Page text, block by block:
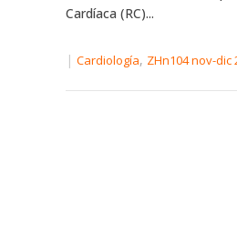
Cardíaca (RC)...
| Cardiología, ZHn104 nov-dic